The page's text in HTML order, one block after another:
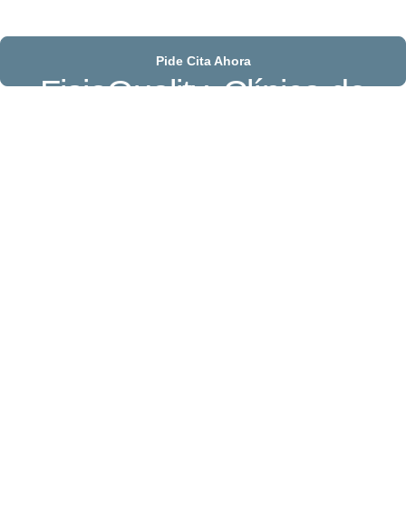
Pide Cita Ahora
FisioQuality. Clínica de